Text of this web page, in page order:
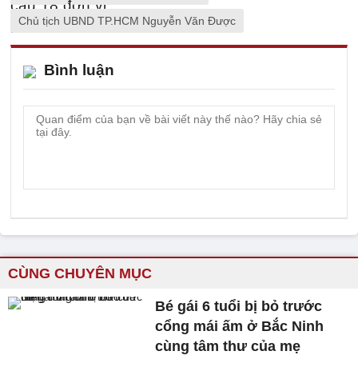
Chủ tịch UBND TP.HCM Nguyễn Văn Được
Bình luận
CÙNG CHUYÊN MỤC
Bé gái 6 tuổi bị bỏ trước
cổng mái ấm ở Bắc Ninh
cùng tâm thư của mẹ